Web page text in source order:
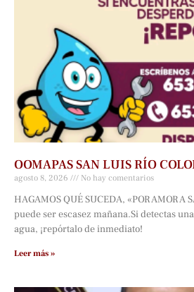
OOMAPAS SAN LUIS RÍO
agosto 8, 2026 No hay comentarios
HAGAMOS QUÉ SUCEDA, «POR AMOR A
puede ser escasez mañana.Si detectas
agua, ¡repórtalo de inmediato!
Leer más »